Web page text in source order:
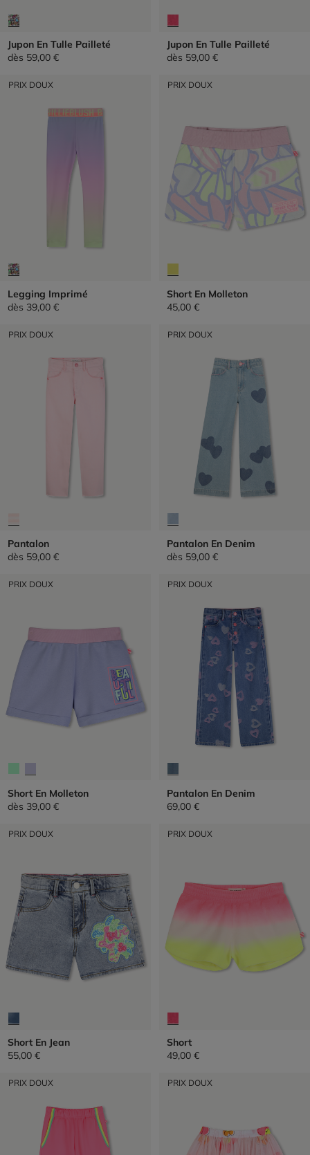
Jupon En Tulle Pailleté
dès 59,00 €
Jupon En Tulle Pailleté
dès 59,00 €
PRIX DOUX
Legging Imprimé
dès 39,00 €
PRIX DOUX
Short En Molleton
45,00 €
PRIX DOUX
Pantalon
dès 59,00 €
PRIX DOUX
Pantalon En Denim
dès 59,00 €
PRIX DOUX
Short En Molleton
dès 39,00 €
PRIX DOUX
Pantalon En Denim
69,00 €
PRIX DOUX
Short En Jean
55,00 €
PRIX DOUX
Short
49,00 €
PRIX DOUX PRIX DOUX